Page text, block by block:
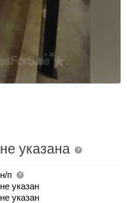
не указана
н/п
не указан
не указан